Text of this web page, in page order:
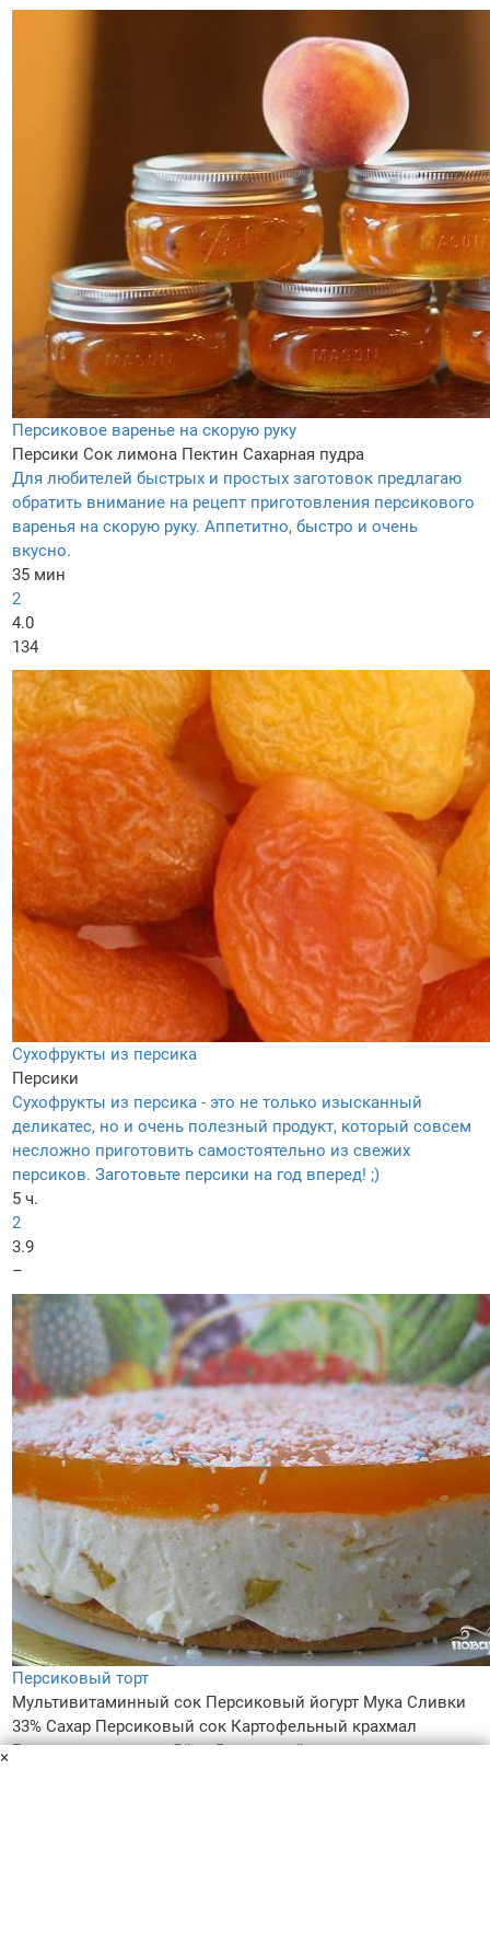
Персиковое варенье на скорую руку
Персики Сок лимона Пектин Сахарная пудра
Для любителей быстрых и простых заготовок предлагаю
обратить внимание на рецепт приготовления персикового
варенья на скорую руку. Аппетитно, быстро и очень
вкусно.
35 мин
2
4.0
134
Сухофрукты из персика
Персики
Сухофрукты из персика - это не только изысканный
деликатес, но и очень полезный продукт, который совсем
несложно приготовить самостоятельно из свежих
персиков. Заготовьте персики на год вперед! ;)
5 ч.
2
3.9
–
Персиковый торт
Мультивитаминный сок Персиковый йогурт Мука Сливки
33% Сахар Персиковый сок Картофельный крахмал
Разрыхлитель теста Яйца Ванильный сахар
×